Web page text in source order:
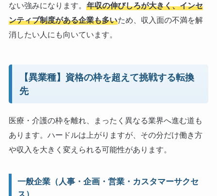
ない強みになります。 年収の伸びしろが大きく、インセ
ンティブ制度がある企業も多いため、収入面の不満を解
消したい人にも向いています。
【異業種】資格の枠を超えて挑戦する転換
先
医療・介護の枠を離れ、まったく異なる業界へ進む道も
あります。ハードルは上がりますが、その分だけ働き方
や収入を大きく変えられる可能性があります。
一般企業（人事・企画・営業・カスタマーサクセ
ス）